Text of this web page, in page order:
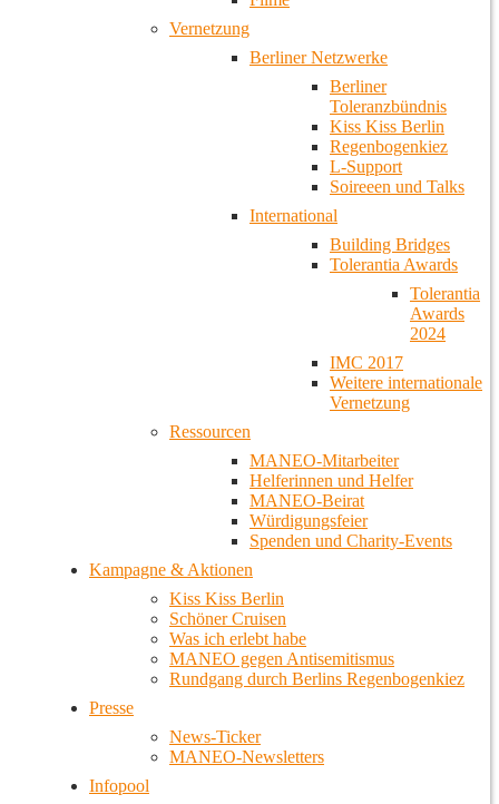
Vernetzung
Berliner Netzwerke
Berliner
Toleranzbündnis
Kiss Kiss Berlin
Regenbogenkiez
L-Support
Soireeen und Talks
International
Building Bridges
Tolerantia Awards
Tolerantia
Awards
2024
IMC 2017
Weitere internationale
Vernetzung
Ressourcen
MANEO-Mitarbeiter
Helferinnen und Helfer
MANEO-Beirat
Würdigungsfeier
Spenden und Charity-Events
Kampagne & Aktionen
Kiss Kiss Berlin
Schöner Cruisen
Was ich erlebt habe
MANEO gegen Antisemitismus
Rundgang durch Berlins Regenbogenkiez
Presse
News-Ticker
MANEO-Newsletters
Infopool